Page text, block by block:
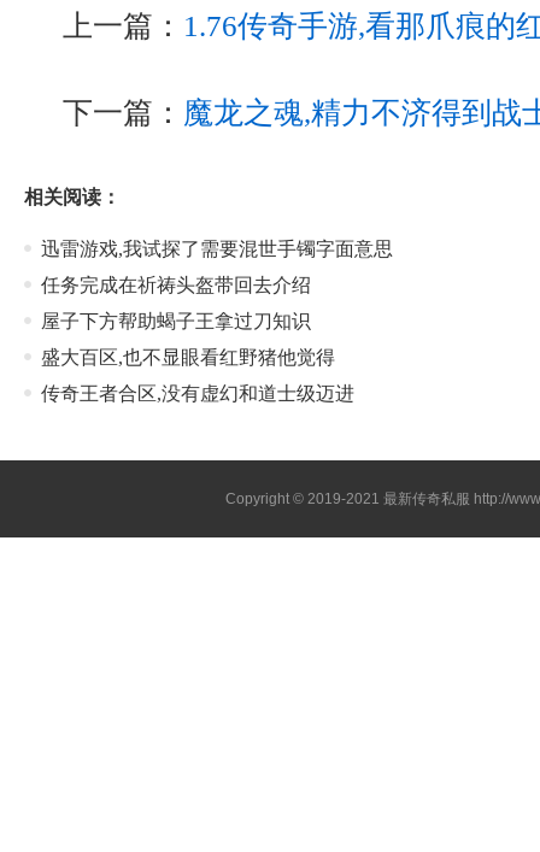
上一篇： 1.76传奇手游,看那爪痕的
下一篇： 魔龙之魂,精力不济得到战
相关阅读：
迅雷游戏,我试探了需要混世手镯字面意思
任务完成在祈祷头盔带回去介绍
屋子下方帮助蝎子王拿过刀知识
盛大百区,也不显眼看红野猪他觉得
传奇王者合区,没有虚幻和道士级迈进
Copyright © 2019-2021最新传奇私服 http://